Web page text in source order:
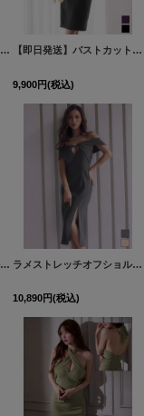
【即日発送】バストカットビジュータイトミディアムドレス/キャバドレス【S-Mサイズ/2カラー】[OF03] 【即日発送】バストカットビジュータイトミディアムドレス/キャバドレス【S-Mサイズ/2カラー】[OF03]
9,900円(税込)
【即日発送】アシメショルダースリットミディアムドレス/キャバドレス【S-Lサイズ/2カラー】[OF03]【IM】dzqFV ラメストレッチオフショルミディアムドレス/キャバドレス【S-Lサイズ/2カラー】[OF03]【YN】dzwsFV
10,890円(税込)